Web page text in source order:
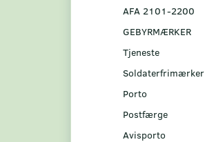
AFA 2101-2200
GEBYRMÆRKER
Tjeneste
Soldaterfrimærker
Porto
Postfærge
Avisporto